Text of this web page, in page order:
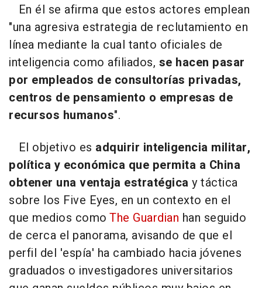
En él se afirma que estos actores emplean
"una agresiva estrategia de reclutamiento en
línea mediante la cual tanto oficiales de
inteligencia como afiliados, se hacen pasar
por empleados de consultorías privadas,
centros de pensamiento o empresas de
recursos humanos".
El objetivo es adquirir inteligencia militar,
política y económica que permita a China
obtener una ventaja estratégica y táctica
sobre los Five Eyes, en un contexto en el
que medios como The Guardian han seguido
de cerca el panorama, avisando de que el
perfil del 'espía' ha cambiado hacia jóvenes
graduados o investigadores universitarios